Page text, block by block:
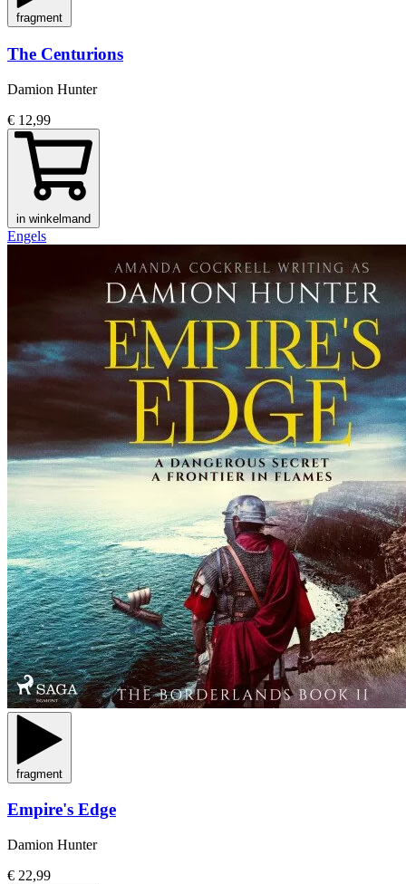
fragment
The Centurions
Damion Hunter
€ 12,99
in winkelmand
Engels
fragment
Empire's Edge
Damion Hunter
€ 22,99